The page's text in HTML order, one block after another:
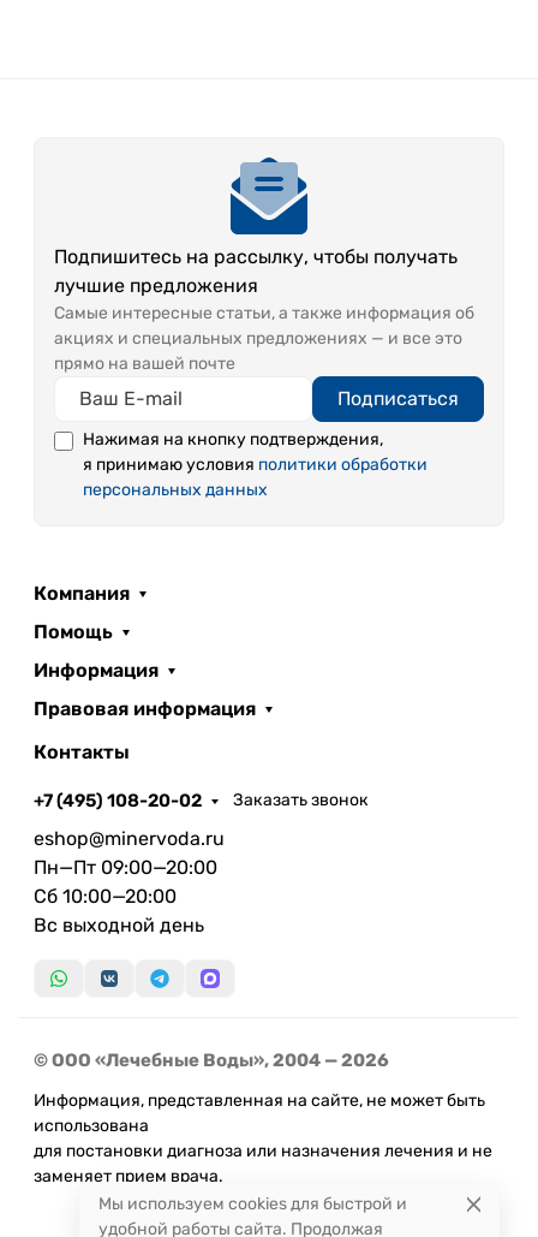
Подпишитесь на рассылку, чтобы получать
лучшие предложения
Самые интересные статьи, а также информация об
акциях и специальных предложениях — и все это
прямо на вашей почте
Подписаться
Нажимая на кнопку подтверждения,
я принимаю условия политики обработки
персональных данных
Компания
Помощь
Информация
Правовая информация
Контакты
+7 (495) 108-20-02 Заказать звонок
eshop@minervoda.ru
Пн—Пт 09:00—20:00
Сб 10:00—20:00
Вс выходной день
© ООО «Лечебные Воды», 2004 — 2026
Информация, представленная на сайте, не может быть
использована
для постановки диагноза или назначения лечения и не
заменяет прием врача.
Мы используем cookies для быстрой и
удобной работы сайта. Продолжая